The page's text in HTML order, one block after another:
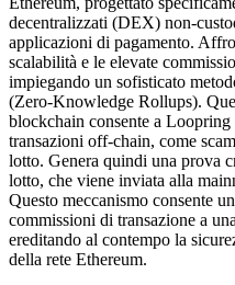
decentralizzati (DEX) non-
applicazioni di pagamento.
scalabilità e le elevate
impiegando un sofisticato
(Zero-Knowledge Rollups).
blockchain consente a
transazioni off-chain, come
lotto. Genera quindi una prova
lotto, che viene inviata alla
Questo meccanismo consente
commissioni di transazione a
ereditando al contempo la
della rete Ethereum.